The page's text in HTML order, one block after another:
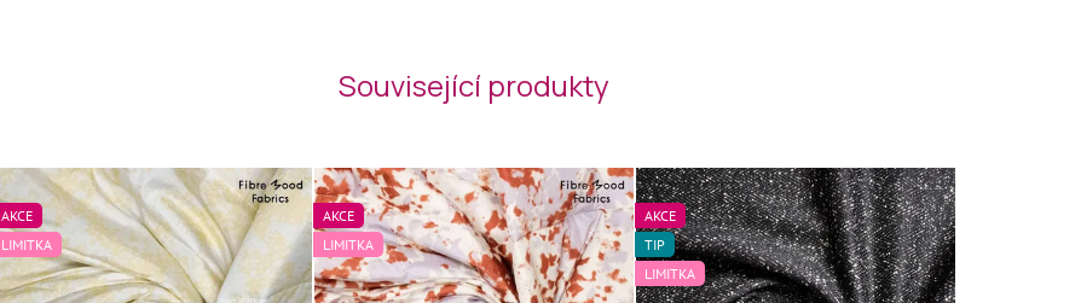
Související produkty
AKCE
LIMITKA
AKCE
LIMITKA
AKCE
TIP
LIMITKA